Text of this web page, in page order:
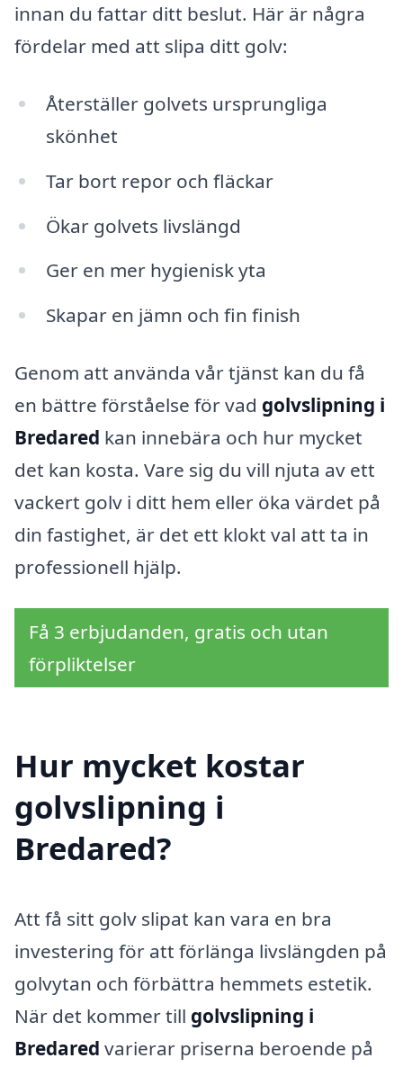
innan du fattar ditt beslut. Här är några
fördelar med att slipa ditt golv:
Återställer golvets ursprungliga
skönhet
Tar bort repor och fläckar
Ökar golvets livslängd
Ger en mer hygienisk yta
Skapar en jämn och fin finish
Genom att använda vår tjänst kan du få
en bättre förståelse för vad golvslipning i
Bredared kan innebära och hur mycket
det kan kosta. Vare sig du vill njuta av ett
vackert golv i ditt hem eller öka värdet på
din fastighet, är det ett klokt val att ta in
professionell hjälp.
Få 3 erbjudanden, gratis och utan
förpliktelser
Hur mycket kostar
golvslipning i
Bredared?
Att få sitt golv slipat kan vara en bra
investering för att förlänga livslängden på
golvytan och förbättra hemmets estetik.
När det kommer till golvslipning i
Bredared varierar priserna beroende på